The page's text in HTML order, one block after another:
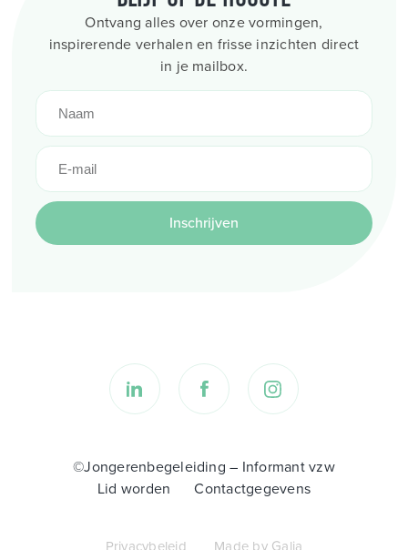
Ontvang alles over onze vormingen,
inspirerende verhalen en frisse inzichten direct
in je mailbox.
Inschrijven
©Jongerenbegeleiding – Informant vzw
Lid worden
Contactgegevens